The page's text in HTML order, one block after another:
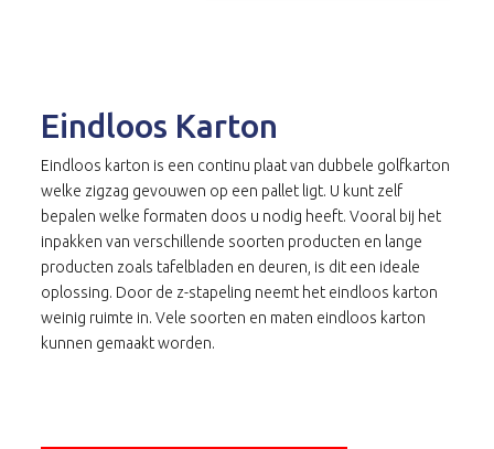
Eindloos Karton
Eindloos karton is een continu plaat van dubbele golfkarton
welke zigzag gevouwen op een pallet ligt. U kunt zelf
bepalen welke formaten doos u nodig heeft. Vooral bij het
inpakken van verschillende soorten producten en lange
producten zoals tafelbladen en deuren, is dit een ideale
oplossing. Door de z-stapeling neemt het eindloos karton
weinig ruimte in. Vele soorten en maten eindloos karton
kunnen gemaakt worden.